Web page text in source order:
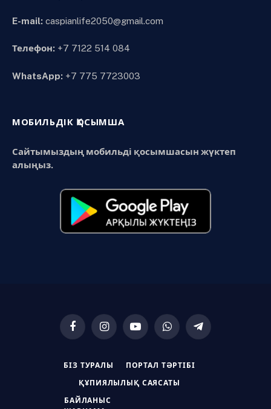
E-mail: caspianlife2050@gmail.com
Телефон: +7 7122 514 084
WhatsApp: +7 775 7723003
МОБИЛЬДІК ҚОСЫМША
Сайтымыздың мобильді қосымшасын жүктеп
алыңыз.
FacebookInstagramYouTubeWhatsAppTelegram
БІЗ ТУРАЛЫ ПОРТАЛ ТӘРТІБІ
ҚҰПИЯЛЫЛЫҚ САЯСАТЫ
БАЙЛАНЫС